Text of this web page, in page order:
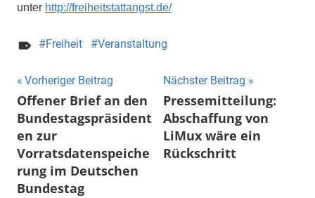
unter http://freiheitstattangst.de/
Freiheit Veranstaltung
Beitragsnavigation
Vorheriger Beitrag
Offener Brief an den
Bundestagspräsident
en zur
Vorratsdatenspeiche
rung im Deutschen
Bundestag
Nächster Beitrag
Pressemitteilung:
Abschaffung von
LiMux wäre ein
Rückschritt